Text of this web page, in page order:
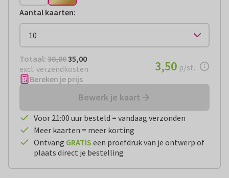
Aantal kaarten:
Totaal: € 35,00
Totaal: 38,8035,00
excl. verzendkosten
€ 3,50per stuk
3,50 p/st.
Bereken je prijs
Bewerk je kaart
Voor 21:00 uur besteld = vandaag verzonden
Meer kaarten = meer korting
Ontvang GRATIS een proefdruk van je ontwerp of
plaats direct je bestelling